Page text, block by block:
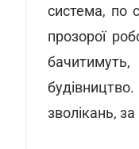
система, по
прозорої
зволікань,